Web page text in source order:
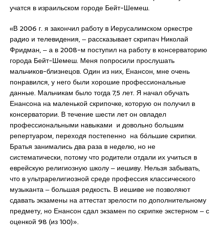
учатся в израильском городе Бейт-Шемеш.
«В 2006 г. я закончил работу в Иерусалимском оркестре
радио и телевидения, ‒ рассказывает скрипач Николай
Фридман, ‒ а в 2008-м поступил на работу в консерваторию
города Бейт-Шемеш. Меня попросили прослушать
мальчиков-близнецов. Один из них, Енансон, мне очень
понравился, у него были хорошие профессиональные
данные. Мальчикам было тогда 7,5 лет. Я начал обучать
Енансона на маленькой скрипочке, которую он получил в
консерватории. В течение шести лет он овладел
профессиональными навыками и довольно большим
репертуаром, переходя постепенно на бóльшие скрипки.
Братья занимались два раза в неделю, но не
систематически, потому что родители отдали их учиться в
еврейскую религиозную школу ‒ иешиву. Нельзя забывать,
что в ультрарелигиозной среде профессия классического
музыканта ‒ большая редкость. В иешиве не позволяют
сдавать экзамены на аттестат зрелости по дополнительному
предмету, но Енансон сдал экзамен по скрипке экстерном ‒ с
оценкой 98 (из 100)».